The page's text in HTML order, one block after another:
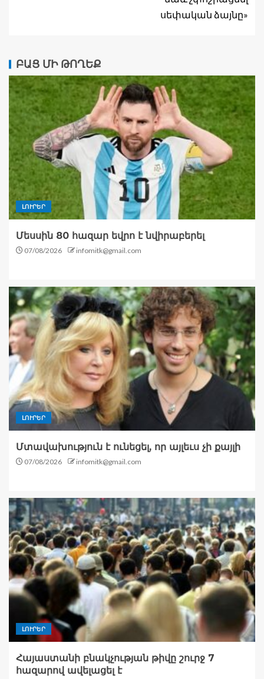
սեփական ձայնը»
ԲԱՑ ՄԻ ԹՈՂԵՔ
ԼՈՒՐԵՐ
Մեսսին 80 հազար եվրո է նվիրաբերել
07/08/2026 infomitk@gmail.com
ԼՈՒՐԵՐ
Մտավախություն է ունեցել, որ այլեւս չի քայլի
07/08/2026 infomitk@gmail.com
ԼՈՒՐԵՐ
Հայաստանի բնակչության թիվը շուրջ 7
հազարով ավելացել է